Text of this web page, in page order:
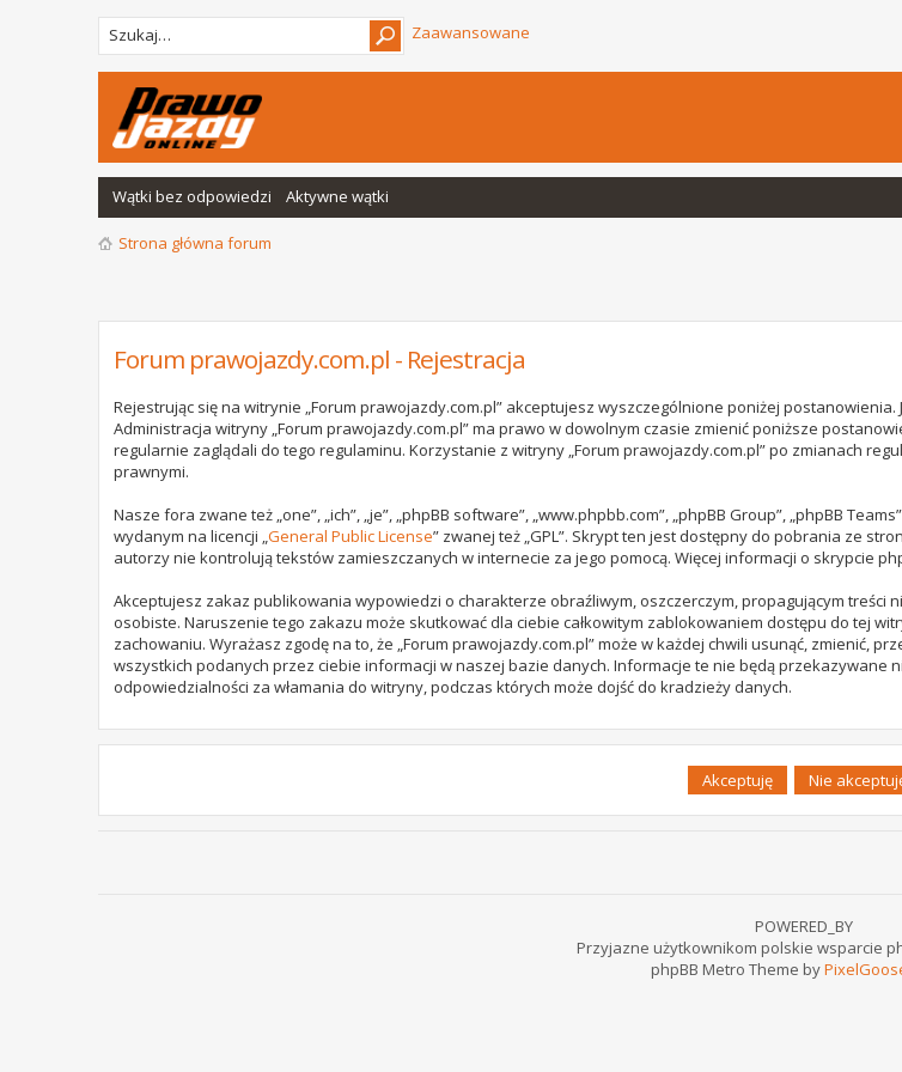
Zaawansowane
Wątki bez odpowiedzi Aktywne wątki
Strona główna forum
Forum prawojazdy.com.pl - Rejestracja
Rejestrując się na witrynie „Forum prawojazdy.com.pl” akceptujesz wyszczególnione poniżej
Administracja witryny „Forum prawojazdy.com.pl” ma prawo w dowolnym czasie zmienić poniższe
regularnie zaglądali do tego regulaminu. Korzystanie z witryny „Forum prawojazdy.com.pl” po zmianach
prawnymi.
Nasze fora zwane też „one”, „ich”, „je”, „phpBB software”, „www.phpbb.com”, „phpBB Group”, „phpBB
wydanym na licencji „General Public License” zwanej też „GPL”. Skrypt ten jest dostępny do pobrania ze
autorzy nie kontrolują tekstów zamieszczanych w internecie za jego pomocą. Więcej informacji o skrypcie
Akceptujesz zakaz publikowania wypowiedzi o charakterze obraźliwym, oszczerczym, propagującym
osobiste. Naruszenie tego zakazu może skutkować dla ciebie całkowitym zablokowaniem dostępu do tej
zachowaniu. Wyrażasz zgodę na to, że „Forum prawojazdy.com.pl” może w każdej chwili usunąć, zmienić,
wszystkich podanych przez ciebie informacji w naszej bazie danych. Informacje te nie będą przekazywane
odpowiedzialności za włamania do witryny, podczas których może dojść do kradzieży danych.
POWERED_BY
Przyjazne użytkownikom polskie wsparcie
phpBB Metro Theme by